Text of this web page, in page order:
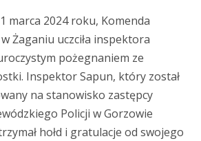
marca 2024 roku, Komenda
Żaganiu uczciła inspektora
pożegnaniem ze
Inspektor Sapun, który został
na stanowisko zastępcy
Policji w Gorzowie
hołd i gratulacje od swojego